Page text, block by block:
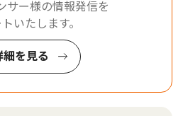
サー様の情報発信を
いたします。
細を見る